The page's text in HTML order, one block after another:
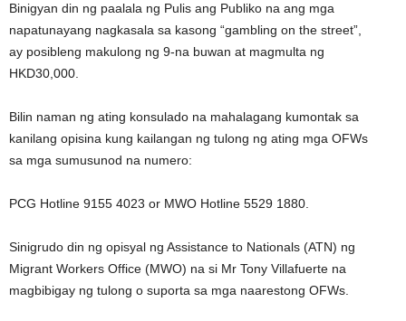
Binigyan din ng paalala ng Pulis ang Publiko na ang mga
napatunayang nagkasala sa kasong “gambling on the street”,
ay posibleng makulong ng 9-na buwan at magmulta ng
HKD30,000.
Bilin naman ng ating konsulado na mahalagang kumontak sa
kanilang opisina kung kailangan ng tulong ng ating mga OFWs
sa mga sumusunod na numero:
PCG Hotline 9155 4023 or MWO Hotline 5529 1880.
Sinigrudo din ng opisyal ng Assistance to Nationals (ATN) ng
Migrant Workers Office (MWO) na si Mr Tony Villafuerte na
magbibigay ng tulong o suporta sa mga naarestong OFWs.